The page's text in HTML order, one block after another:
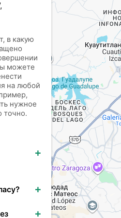
,
в какую
можете
на любой
нужное
точно.